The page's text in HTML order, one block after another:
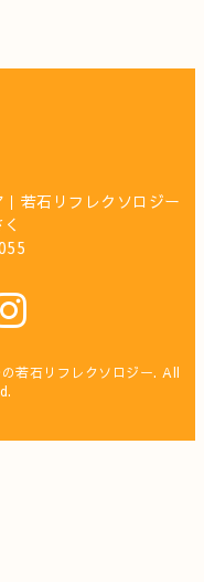
若石リフレクソロジー
若石リフレクソロジー. All